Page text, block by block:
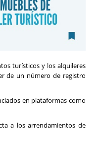
turísticos y los alquileres
de un número de registro
en plataformas como
a los arrendamientos de